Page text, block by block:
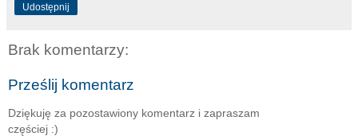
Udostępnij
Brak komentarzy:
Prześlij komentarz
Dziękuję za pozostawiony komentarz i zapraszam
częściej :)